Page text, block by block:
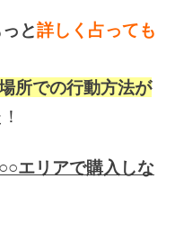
と詳しく占っても
所での行動方法が
エリアで購入しな